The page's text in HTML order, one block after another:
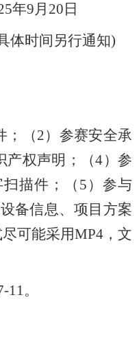
年9月20日
体时间另行通知)
；（2）参赛安全承
产权声明；（4）参
描件；（5）参与
备信息、项目方案
可能采用MP4，文
11。